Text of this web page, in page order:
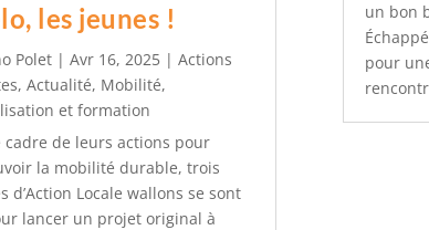
les jeunes !
Polet |Avr 16, 2025 |Actions
,Actualité, Mobilité,
et formation
cadre de leurs actions pour
la mobilité durable, trois
d’Action Locale wallons se sont
lancer un projet original à
un bon
pour